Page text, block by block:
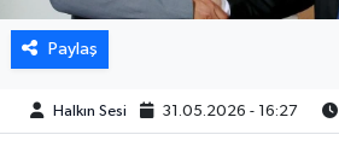
Paylaş
Halkın Sesi 31.05.2026 - 16:27